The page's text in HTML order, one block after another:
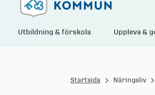
L
Utbildning & förskola Uppleva &
Startsida Näringsliv